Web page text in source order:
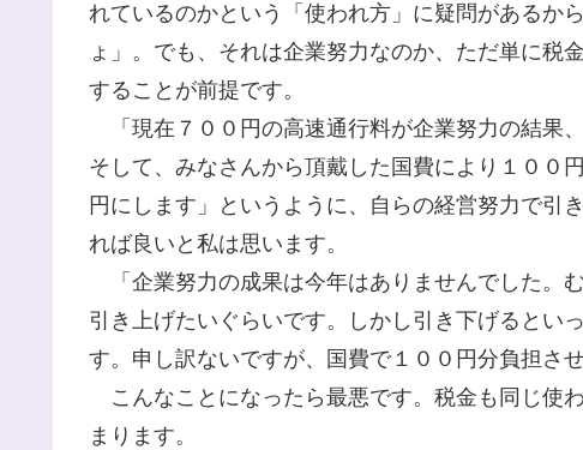
れているのかという「使われ方」に疑問があるか
ょ」。でも、それは企業努力なのか、ただ単に税
することが前提です。
「現在７００円の高速通行料が企業努力の結果
そして、みなさんから頂戴した国費により１００
円にします」というように、自らの経営努力で引
れば良いと私は思います。
「企業努力の成果は今年はありませんでした。
引き上げたいぐらいです。しかし引き下げるとい
す。申し訳ないですが、国費で１００円分負担さ
こんなことになったら最悪です。税金も同じ使
まります。